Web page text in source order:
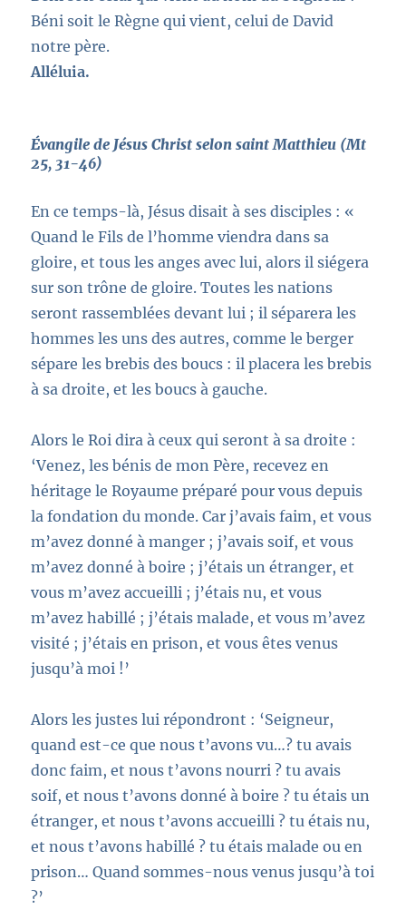
Béni soit le Règne qui vient, celui de David
notre père.
Alléluia.
Évangile de Jésus Christ selon saint Matthieu (Mt
25, 31-46)
En ce temps-là, Jésus disait à ses disciples : «
Quand le Fils de l’homme viendra dans sa
gloire, et tous les anges avec lui, alors il siégera
sur son trône de gloire. Toutes les nations
seront rassemblées devant lui ; il séparera les
hommes les uns des autres, comme le berger
sépare les brebis des boucs : il placera les brebis
à sa droite, et les boucs à gauche.
Alors le Roi dira à ceux qui seront à sa droite :
‘Venez, les bénis de mon Père, recevez en
héritage le Royaume préparé pour vous depuis
la fondation du monde. Car j’avais faim, et vous
m’avez donné à manger ; j’avais soif, et vous
m’avez donné à boire ; j’étais un étranger, et
vous m’avez accueilli ; j’étais nu, et vous
m’avez habillé ; j’étais malade, et vous m’avez
visité ; j’étais en prison, et vous êtes venus
jusqu’à moi !’
Alors les justes lui répondront : ‘Seigneur,
quand est-ce que nous t’avons vu…? tu avais
donc faim, et nous t’avons nourri ? tu avais
soif, et nous t’avons donné à boire ? tu étais un
étranger, et nous t’avons accueilli ? tu étais nu,
et nous t’avons habillé ? tu étais malade ou en
prison… Quand sommes-nous venus jusqu’à toi
?’